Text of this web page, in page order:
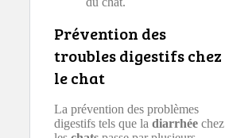
Prévention des
troubles digestifs chez
le chat
La prévention des problèmes
digestifs tels que la diarrhée chez